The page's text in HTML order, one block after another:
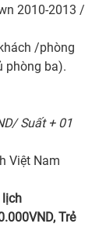
2010-2013 /
/phòng
phòng ba).
Suất + 01
Việt Nam
lịch
Trẻ